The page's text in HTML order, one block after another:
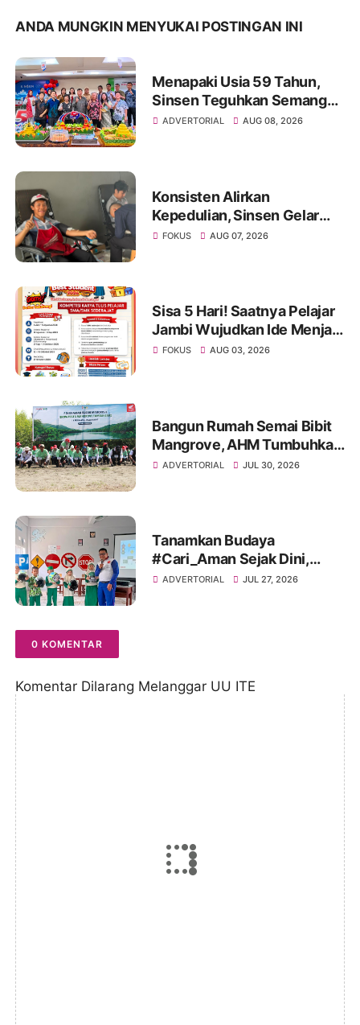
ANDA MUNGKIN MENYUKAI POSTINGAN INI
Menapaki Usia 59 Tahun,
Sinsen Teguhkan Semangat
“Sustainably Growing”
ADVERTORIAL AUG 08, 2026
Konsisten Alirkan
Kepedulian, Sinsen Gelar
Donor Darah ke-23 dalam
FOKUS AUG 07, 2026
Sisa 5 Hari! Saatnya Pelajar
Jambi Wujudkan Ide Menjadi
Prestasi di AHM Best
FOKUS AUG 03, 2026
Bangun Rumah Semai Bibit
Mangrove, AHM Tumbuhkan
Harapan Baru bagi Pesisir
ADVERTORIAL JUL 30, 2026
Tanamkan Budaya
#Cari_Aman Sejak Dini,
Sinsen Bagikan Helm di Hari
ADVERTORIAL JUL 27, 2026
0 KOMENTAR
Komentar Dilarang Melanggar UU ITE